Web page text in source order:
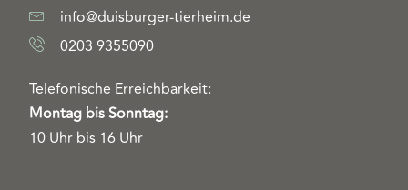
info@duisburger-tierheim.de
0203 9355090
Telefonische Erreichbarkeit:
Montag bis Sonntag:
10 Uhr bis 16 Uhr